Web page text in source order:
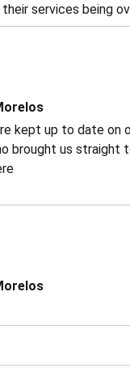
services being
kept up to date on
brought us straight